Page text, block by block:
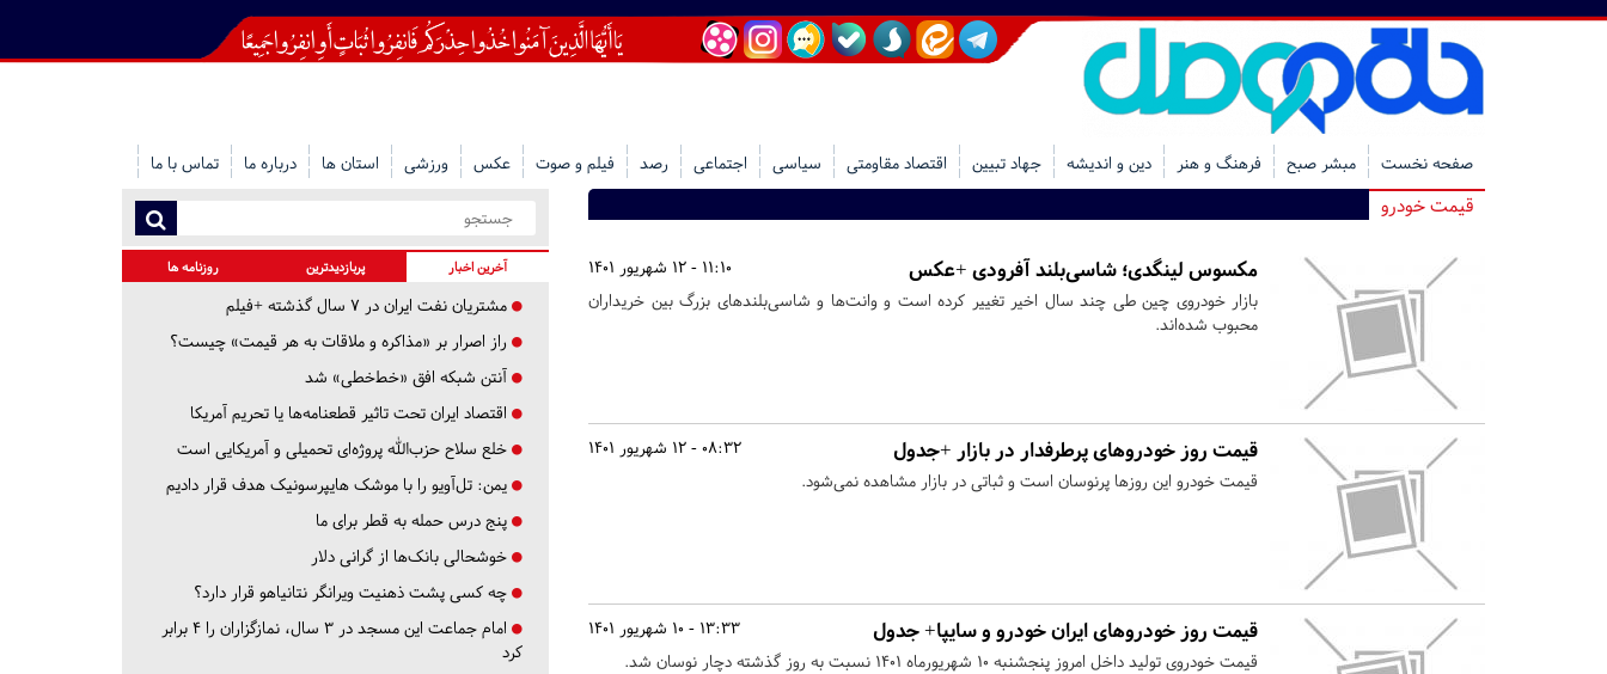
صفحه نخست مبشر صبح فرهنگ و هنر دین و اندیشه جهاد تبیین اقتصاد مقاومتی سیاسی اجتماعی رصد فیلم و صوت عکس ورزشی استان ها درباره ما تماس با ما
قیمت خودرو
11:10 - 12 شهریور 1401 مکسوس لینگدی؛ شاسی‌بلند آفرودی +عکس
بازار خودروی چین طی چند سال اخیر تغییر کرده است و وانت‌ها و شاسی‌بلندهای بزرگ بین خریداران
محبوب شده‌اند.
08:32 - 12 شهریور 1401 قیمت روز خودروهای پرطرفدار در بازار +جدول
قیمت خودرو این روزها پرنوسان است و ثباتی در بازار مشاهده نمی‌شود.
13:33 - 10 شهریور 1401 قیمت روز خودروهای ایران خودرو و سایپا+ جدول
قیمت خودروی تولید داخل امروز پنجشنبه ۱۰ شهریورماه ۱۴۰۱ نسبت به روز گذشته دچار نوسان شد.
آخرین اخبار پربازدیدترین روزنامه ها
مشتریان نفت ایران در ۷ سال گذشته +فیلم
راز اصرار بر «مذاکره و ملاقات به هر قیمت» چیست؟
آنتن شبکه افق «خط‌خطی» شد
اقتصاد ایران تحت تاثیر قطعنامه‌ها یا تحریم‌ آمریکا
خلع سلاح حزب‌الله پروژه‌ای تحمیلی و آمریکایی است
یمن: تل‌آویو را با موشک هایپرسونیک هدف قرار دادیم
پنج درس‌ حمله به قطر برای ما
خوشحالی بانک‌ها از گرانی دلار
چه کسی پشت ذهنیت ویرانگر نتانیاهو قرار دارد؟
امام جماعت این مسجد در ۳ سال، نمازگزاران را ۴ برابر
کرد